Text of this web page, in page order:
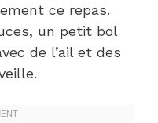
ce repas.
un petit bol
de l’ail et des